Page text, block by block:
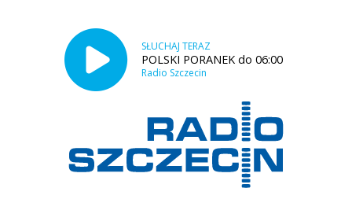
SŁUCHAJ TERAZ
POLSKI PORANEK do 06:00
Radio Szczecin